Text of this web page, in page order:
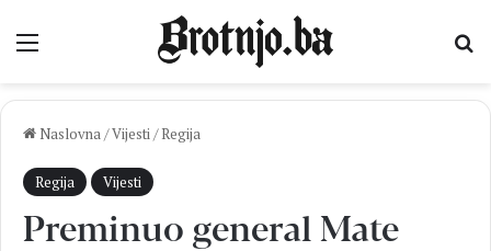
Izbornik
Naslovna/Vijesti/ Regija
Regija Vijesti
Preminuo general Mate